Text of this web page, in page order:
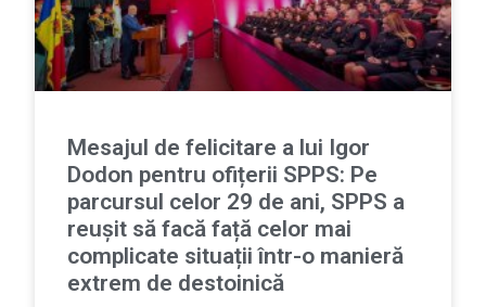
Mesajul de felicitare a lui Igor
Dodon pentru ofițerii SPPS: Pe
parcursul celor 29 de ani, SPPS a
reușit să facă față celor mai
complicate situații într-o manieră
extrem de destoinică